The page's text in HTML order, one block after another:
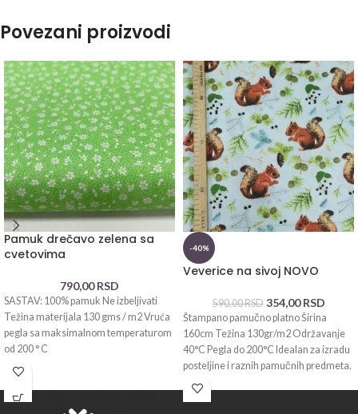
Povezani proizvodi
Pamuk drečavo zelena sa
cvetovima
790,00RSD
SASTAV: 100% pamuk Ne izbeljivati
Težina materijala 130 gms / m2 Vruća
pegla sa maksimalnom temperaturom
od 200 ° C
-40%
Veverice na sivoj NOVO
590,00RSD 354,00RSD
Štampano pamučno platno Širina
160cm Težina 130gr/m2 Održavanje
40°C Pegla do 200°C Idealan za izradu
posteljine i raznih pamučnih predmeta.